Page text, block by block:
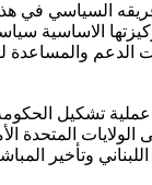
السياسي في هذا
الاساسية
الدعم والمساعدة
عملية تشكيل
المتحدة
وتأخير